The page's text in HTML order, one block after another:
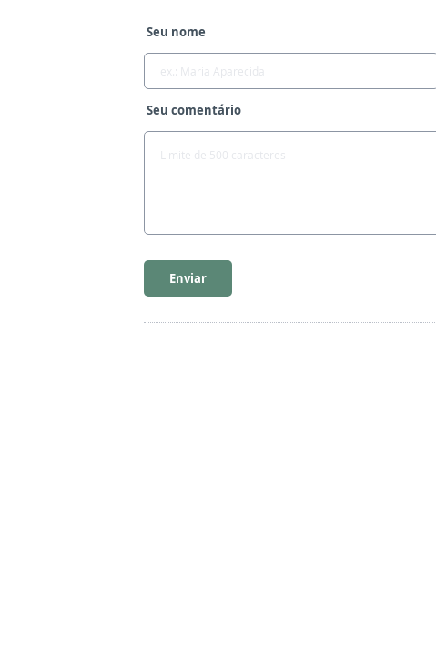
Seu nome
Seu comentário
Enviar